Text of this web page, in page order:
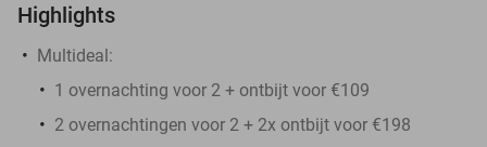
Highlights
Multideal:
1 overnachting voor 2 + ontbijt voor €109
2 overnachtingen voor 2 + 2x ontbijt voor €198